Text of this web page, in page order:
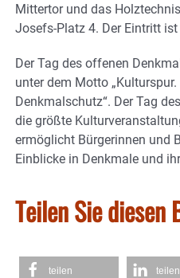
Mittertor und das
Josefs-Platz 4. Der Eintritt
Der Tag des offenen
unter dem Motto
Denkmalschutz“. Der Tag
die größte
ermöglicht Bürgerinnen und
Einblicke in Denkmale und
Teilen Sie diesen
teilen teilen